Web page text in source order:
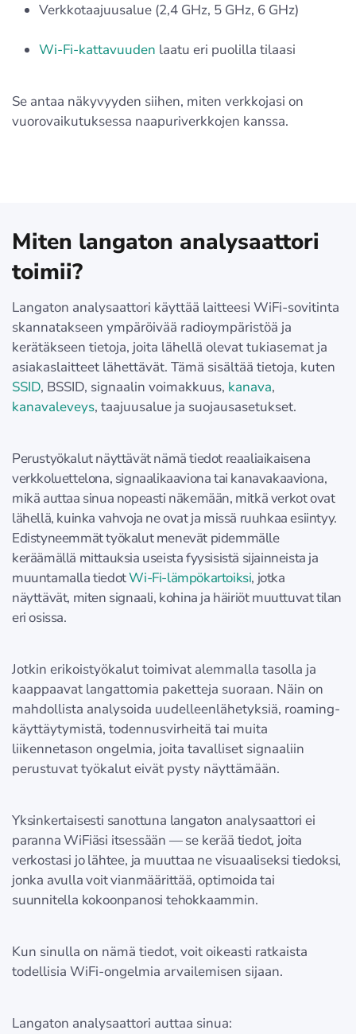
Verkkotaajuusalue (2,4 GHz, 5 GHz, 6 GHz)
Wi-Fi-kattavuuden laatu eri puolilla tilaasi
Se antaa näkyvyyden siihen, miten verkkojasi on
vuorovaikutuksessa naapuriverkkojen kanssa.
Miten langaton analysaattori
toimii?
Langaton analysaattori käyttää laitteesi WiFi-sovitinta
skannatakseen ympäröivää radioympäristöä ja
kerätäkseen tietoja, joita lähellä olevat tukiasemat ja
asiakaslaitteet lähettävät. Tämä sisältää tietoja, kuten
SSID, BSSID, signaalin voimakkuus, kanava,
kanavaleveys, taajuusalue ja suojausasetukset.
Perustyökalut näyttävät nämä tiedot reaaliaikaisena
verkkoluettelona, signaalikaaviona tai kanavakaaviona,
mikä auttaa sinua nopeasti näkemään, mitkä verkot ovat
lähellä, kuinka vahvoja ne ovat ja missä ruuhkaa esiintyy.
Edistyneemmät työkalut menevät pidemmälle
keräämällä mittauksia useista fyysisistä sijainneista ja
muuntamalla tiedotWi-Fi-lämpökartoiksi, jotka
näyttävät, miten signaali, kohina ja häiriöt muuttuvat tilan
eri osissa.
Jotkin erikoistyökalut toimivat alemmalla tasolla ja
kaappaavat langattomia paketteja suoraan. Näin on
mahdollista analysoida uudelleenlähetyksiä, roaming-
käyttäytymistä, todennusvirheitä tai muita
liikennetason ongelmia, joita tavalliset signaaliin
perustuvat työkalut eivät pysty näyttämään.
Yksinkertaisesti sanottuna langaton analysaattori ei
paranna WiFiäsi itsessään — se kerää tiedot, joita
verkostasi jo lähtee, ja muuttaa ne visuaaliseksi tiedoksi,
jonka avulla voit vianmäärittää, optimoida tai
suunnitella kokoonpanosi tehokkaammin.
Kun sinulla on nämä tiedot, voit oikeasti ratkaista
todellisia WiFi-ongelmia arvailemisen sijaan.
Langaton analysaattori auttaa sinua: